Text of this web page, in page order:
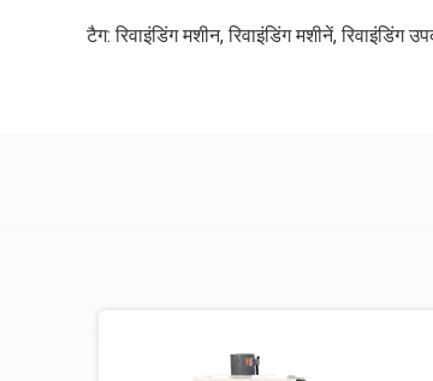
टैग:रिवाइंडिंग मशीन, रिवाइंडिंग मशीनें, रिवाइंडिंग